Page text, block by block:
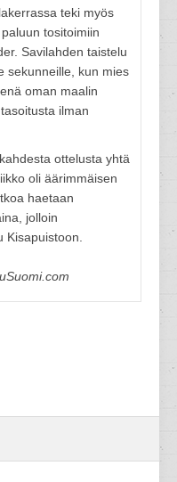
teki myös
tositoimiin
Savilahden taistelu
sekunneille, kun mies
oman maalin
ilman
ottelusta yhtä
oli äärimmäisen
haetaan
jolloin
Kisapuistoon.